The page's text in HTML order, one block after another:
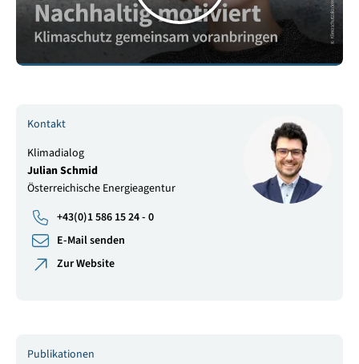
Kontakt
Klimadialog
Julian Schmid
Österreichische Energieagentur
+43(0)1 586 15 24 - 0
E-Mail senden
Zur Website
Publikationen